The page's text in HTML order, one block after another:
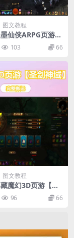
图文教程
仙侠ARPG页游
】最新整理单机一
端+Linux手工服务
后台+详细搭建教
103 66
图文教程
魔幻3D页游【圣
新整理WIN系服务
+GM充值后台+详
96 66